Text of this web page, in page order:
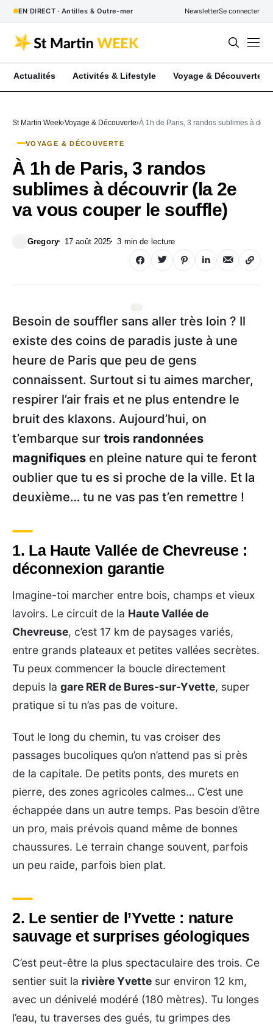
EN DIRECT · Antilles & Outre-mer NewsletterSe connecter
Actualités Activités & Lifestyle Voyage & Découverte
St Martin Week Voyage & Découverte À 1h de Paris, 3 randos sublimes à
VOYAGE & DÉCOUVERTE
À 1h de Paris, 3 randos
sublimes à découvrir (la 2e
va vous couper le souffle)
Gregory 17 août 2025 3 min de lecture
Besoin de souffler sans aller très loin ? Il
existe des coins de paradis juste à une
heure de Paris que peu de gens
connaissent. Surtout si tu aimes marcher,
respirer l’air frais et ne plus entendre le
bruit des klaxons. Aujourd’hui, on
t’embarque sur trois randonnées
magnifiques en pleine nature qui te feront
oublier que tu es si proche de la ville. Et la
deuxième… tu ne vas pas t’en remettre !
1. La Haute Vallée de Chevreuse :
déconnexion garantie
Imagine-toi marcher entre bois, champs et vieux
lavoirs. Le circuit de la Haute Vallée de
Chevreuse, c’est 17 km de paysages variés,
entre grands plateaux et petites vallées secrètes.
Tu peux commencer la boucle directement
depuis la gare RER de Bures-sur-Yvette, super
pratique si tu n’as pas de voiture.
Tout le long du chemin, tu vas croiser des
passages bucoliques qu’on n’attend pas si près
de la capitale. De petits ponts, des murets en
pierre, des zones agricoles calmes… C’est une
échappée dans un autre temps. Pas besoin d’être
un pro, mais prévois quand même de bonnes
chaussures. Le terrain change souvent, parfois
un peu raide, parfois bien plat.
2. Le sentier de l’Yvette : nature
sauvage et surprises géologiques
C’est peut-être la plus spectaculaire des trois. Ce
sentier suit la rivière Yvette sur environ 12 km,
avec un dénivelé modéré (180 mètres). Tu longes
l’eau, tu traverses des gués, tu grimpes des